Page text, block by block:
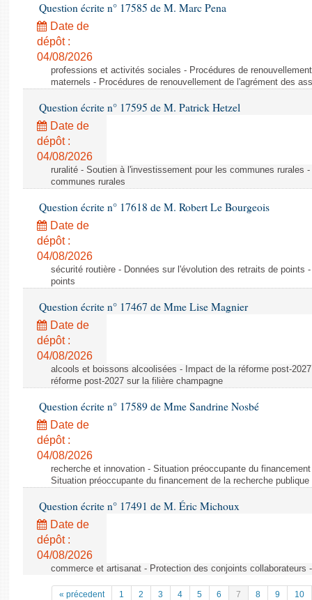
Question écrite n° 17585 de M. Marc Pena
Date de
dépôt :
04/08/2026
professions et activités sociales - Procédures de
maternels - Procédures de renouvellement de l'agrément des
Question écrite n° 17595 de M. Patrick Hetzel
Date de
dépôt :
04/08/2026
ruralité - Soutien à l'investissement pour les communes rurales
communes rurales
Question écrite n° 17618 de M. Robert Le Bourgeois
Date de
dépôt :
04/08/2026
sécurité routière - Données sur l'évolution des retraits de points
points
Question écrite n° 17467 de Mme Lise Magnier
Date de
dépôt :
04/08/2026
alcools et boissons alcoolisées - Impact de la réforme post-
réforme post-2027 sur la filière champagne
Question écrite n° 17589 de Mme Sandrine Nosbé
Date de
dépôt :
04/08/2026
recherche et innovation - Situation préoccupante du
Situation préoccupante du financement de la recherche publique
Question écrite n° 17491 de M. Éric Michoux
Date de
dépôt :
04/08/2026
commerce et artisanat - Protection des conjoints collaborateurs
« précedent 1 2 3 4 5 6 7 8 9 10